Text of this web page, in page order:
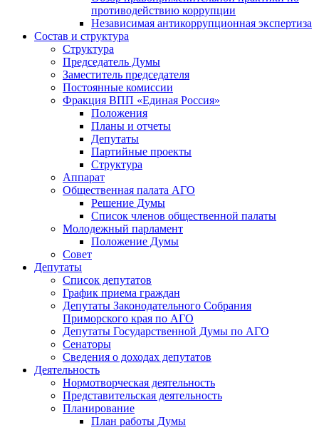
противодействию коррупции
Независимая антикоррупционная экспертиза
Состав и структура
Структура
Председатель Думы
Заместитель председателя
Постоянные комиссии
Фракция ВПП «Единая Россия»
Положения
Планы и отчеты
Депутаты
Партийные проекты
Структура
Аппарат
Общественная палата АГО
Решение Думы
Список членов общественной палаты
Молодежный парламент
Положение Думы
Совет
Депутаты
Список депутатов
График приема граждан
Депутаты Законодательного Собрания
Приморского края по АГО
Депутаты Государственной Думы по АГО
Сенаторы
Сведения о доходах депутатов
Деятельность
Нормотворческая деятельность
Представительская деятельность
Планирование
План работы Думы